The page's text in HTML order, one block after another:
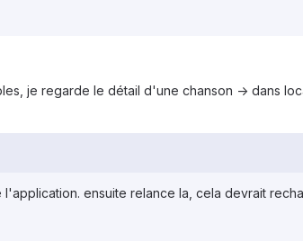
je regarde le détail d'une chanson -> dans
ensuite relance la, cela devrait